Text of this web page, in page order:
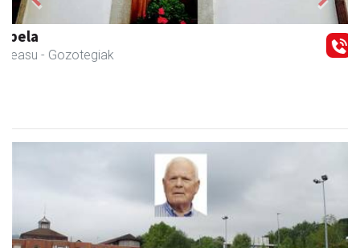
Urrats inprimategia
Andoain - Inprimategiak
Previous Next